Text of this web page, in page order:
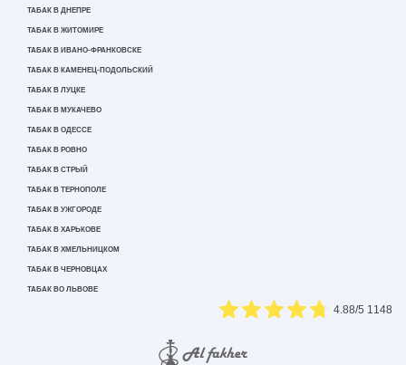
ТАБАК В ДНЕПРЕ
ТАБАК В ЖИТОМИРЕ
ТАБАК В ИВАНО-ФРАНКОВСКЕ
ТАБАК В КАМЕНЕЦ-ПОДОЛЬСКИЙ
ТАБАК В ЛУЦКЕ
ТАБАК В МУКАЧЕВО
ТАБАК В ОДЕССЕ
ТАБАК В РОВНО
ТАБАК В СТРЫЙ
ТАБАК В ТЕРНОПОЛЕ
ТАБАК В УЖГОРОДЕ
ТАБАК В ХАРЬКОВЕ
ТАБАК В ХМЕЛЬНИЦКОМ
ТАБАК В ЧЕРНОВЦАХ
ТАБАК ВО ЛЬВОВЕ
4.88/5 1148